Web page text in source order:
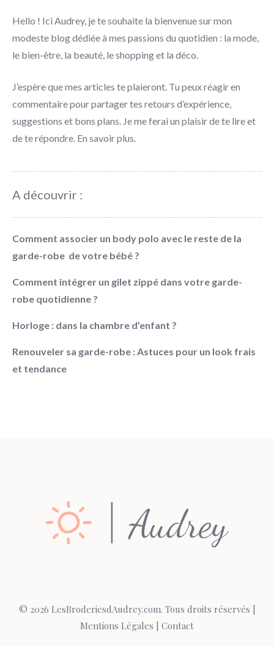
Hello ! Ici Audrey, je te souhaite la bienvenue sur mon
modeste blog dédiée à mes passions du quotidien : la mode,
le bien-être, la beauté, le shopping et la déco.
J’espère que mes articles te plaieront. Tu peux réagir en
commentaire pour partager tes retours d’expérience,
suggestions et bons plans. Je me ferai un plaisir de te lire et
de te répondre. En savoir plus.
A découvrir :
Comment associer un body polo avec le reste de la
garde-robe de votre bébé ?
Comment intégrer un gilet zippé dans votre garde-
robe quotidienne ?
Horloge : dans la chambre d’enfant ?
Renouveler sa garde-robe : Astuces pour un look frais
et tendance
© 2026 LesBroderiesdAudrey.com. Tous droits réservés |
Mentions Légales
Contact